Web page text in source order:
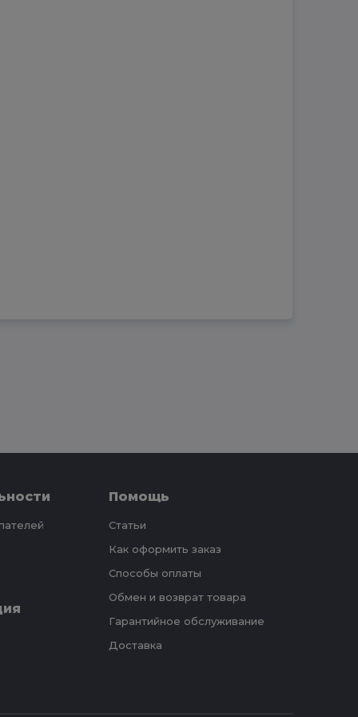
Помощь
Статьи
Как оформить заказ
Способы оплаты
Обмен и возврат товара
Гарантийное обслуживание
Доставка